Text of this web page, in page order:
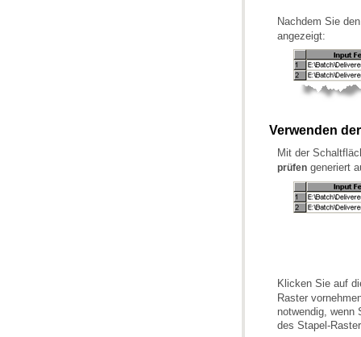
Nachdem Sie
angezeigt:
Verwenden
Mit der
prüfen generiert
Klicken Sie auf
des Stapel-